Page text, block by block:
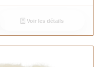
Voir les détails